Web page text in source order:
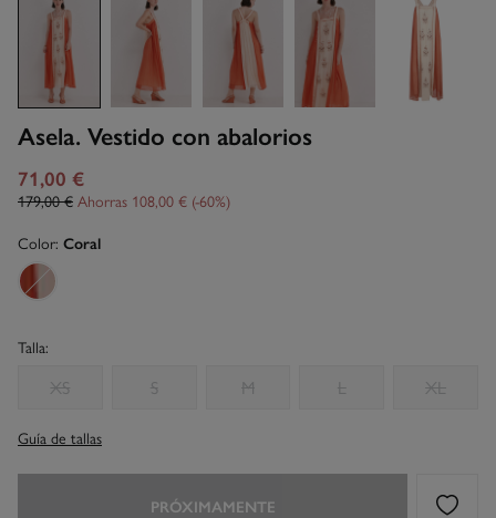
Asela. Vestido con abalorios
71,00 €
179,00 € Ahorras 108,00 € 60
Color: Coral
Talla:
XS S M L XL
Guía de tallas
PRÓXIMAMENTE